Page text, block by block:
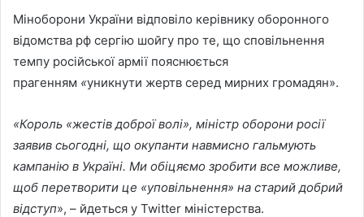
Міноборони України відповіло керівнику оборонного
відомства рф сергію шойгу про те, що сповільнення
темпу російської армії пояснюється
прагенням «уникнути жертв серед мирних громадян».
«Король «жестів доброї волі», міністр оборони росії
заявив сьогодні, що окупанти навмисно гальмують
кампанію в Україні. Ми обіцяємо зробити все можливе,
щоб перетворити це «уповільнення» на старий добрий
відступ», – йдеться у Twitter міністерства.